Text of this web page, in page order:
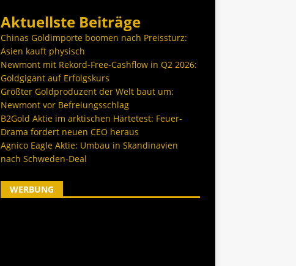
Aktuellste Beiträge
Chinas Goldimporte boomen nach Preissturz:
Asien kauft physisch
Newmont mit Rekord-Free-Cashflow in Q2 2026:
Goldgigant auf Erfolgskurs
Größter Goldproduzent der Welt baut um:
Newmont vor Befreiungsschlag
B2Gold Aktie im arktischen Härtetest: Feuer-
Drama fordert neuen CEO heraus
Agnico Eagle Aktie: Umbau in Skandinavien
nach Schweden-Deal
WERBUNG